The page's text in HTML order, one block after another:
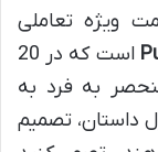
ویژه تعاملی
است که در 20
منحصر به فرد به
داستان، تصمیم